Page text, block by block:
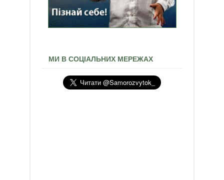
МИ В СОЦІАЛЬНИХ МЕРЕЖАХ